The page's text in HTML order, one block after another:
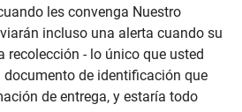
les convenga Nuestro
incluso una alerta cuando su
recolección - lo único que usted
documento de identificación que
de entrega, y estaría todo